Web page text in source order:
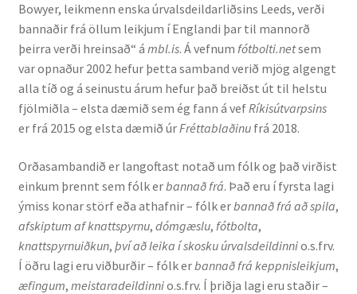
Styrkir og verðlaun
Utan Háskólans
Verkefnisstjórn
Rannsóknir
Máltækni
Orðalyklar og orðafar
Bowyer, leik­menn enska úrvalsdeildarliðsins Leeds, verði
bannaðir frá öll­um leikj­um í Englandi þar til mann­orð
þeirra verði hreinsað“ á mbl.is. Á vefnum fótbolti.netsem
var opnaður 2002 hefur þetta samband verið mjög algengt
alla tíð og á seinustu árum hefur það breiðst út til helstu
fjölmiðla – elsta dæmið sem ég fann á vefRíkisútvarpsins
er frá 2015 og elsta dæmið úrFréttablaðinufrá 2018.
Orðasambandið er langoftast notað um fólk og það virðist
einkum þrennt sem fólk erbannað frá. Það eru í fyrsta lagi
ýmiss konar störf eða athafnir – fólk erbannað frá að spila,
afskiptum af knattspyrnu, dómgæslu, fótbolta,
knattspyrnuiðkun, því að leika í skosku úrvalsdeildinnio.s.frv.
Í öðru lagi eru viðburðir – fólk erbannað frá keppnisleikjum,
æfingum, meistaradeildinnio.s.frv. Í þriðja lagi eru staðir –